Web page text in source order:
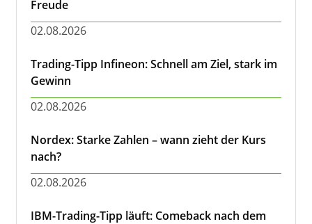
Freude
02.08.2026
Trading-Tipp Infineon: Schnell am Ziel, stark im
Gewinn
02.08.2026
Nordex: Starke Zahlen – wann zieht der Kurs
nach?
02.08.2026
IBM-Trading-Tipp läuft: Comeback nach dem